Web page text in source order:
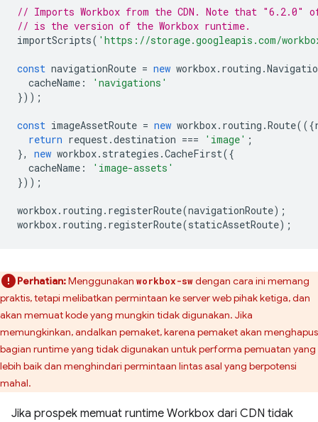
// Imports Workbox from the CDN. Note that "6.2.0"
// is the version of the Workbox runtime.
importScripts( 'https://storage.googleapis.com/
const navigationRoute = new workbox. routing .
cacheName :
'navigations'
}));
const imageAssetRoute = new workbox. routing .Route(({
return request.destination === 'image' ;
},
new workbox. strategies .CacheFirst({
cacheName :
'image-assets'
}));
workbox. routing . registerRoute(navigationRoute);
workbox. routing . registerRoute(staticAssetRoute);
Perhatian:Menggunakan workbox-swdengan cara ini memang
praktis, tetapi melibatkan permintaan ke server web pihak ketiga, dan
akan memuat kode yang mungkin tidak digunakan. Jika
memungkinkan, andalkan pemaket, karena pemaket akan menghapus
bagian runtime yang tidak digunakan untuk performa pemuatan yang
lebih baik dan menghindari permintaan lintas asal yang berpotensi
mahal.
Jika prospek memuat runtime Workbox dari CDN tidak